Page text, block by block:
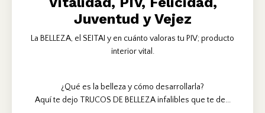
Juventud y Vejez
La BELLEZA, el SEITAI y en cuánto valoras tu PIV; producto
interior vital.
¿Qué es la belleza y cómo desarrollarla?
Aquí te dejo TRUCOS DE BELLEZA infalibles que te de...